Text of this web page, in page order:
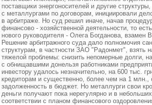
поставщики энергоносителей и другие
с металлургами по договорам, инициировали
в арбитраже. Но суд решил иначе, начав
финансово - хозяйственной деятельности, то
нового руководителя - Олега Богданова, взамен
Решение арбитражного суда дало полномочия
структурам, в частности ЗАО "Радонмет", взять
тяжелой проблемы: снизить непомерные долги,
с обнищавшими донельзя работниками
инвестору удалось незначительно, на 600 тыс.
кредиторам и существенно, более чем на 1 млн.,
задолженность в бюджет. Но металлурги свои
деньги получают пока нерегулярно и в
соответствии с планом финансового